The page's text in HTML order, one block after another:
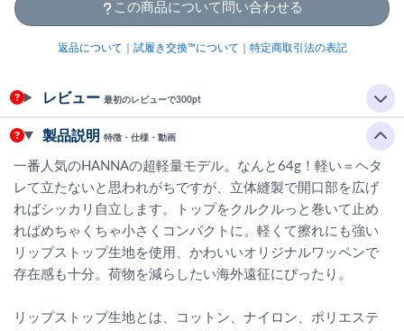
この商品について問い合わせる
返品について 試履き交換™について 特定商取引法の表記
レビュー 最初のレビューで300pt
製品説明 特徴・仕様・動画
一番人気のHANNAの超軽量モデル。なんと64g！軽い＝ヘタ
レて立たないと思われがちですが、立体縫製で開口部を広げ
ればシッカリ自立します。トップをクルクルっと巻いて止め
ればめちゃくちゃ小さくコンパクトに。軽くて擦れにも強い
リップストップ生地を使用、かわいいオリジナルワッペンで
存在感も十分。荷物を減らしたい海外遠征にぴったり。
リップストップ生地とは、コットン、ナイロン、ポリエステ